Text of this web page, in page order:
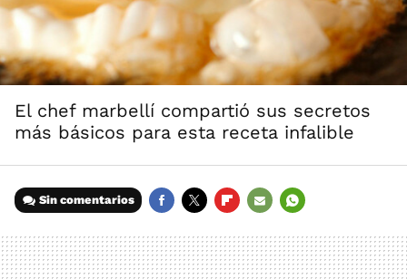
El chef marbellí compartió sus secretos
más básicos para esta receta infalible
Sin comentarios
MAIL